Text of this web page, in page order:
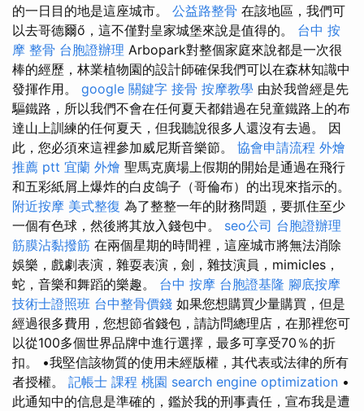
的一日目的地是這座城市。 公益路整骨 在該地區，我們可
以去哥德爾ő，這不僅對皇家城堡來說是值得的。 台中 按
摩 整骨 台胞證辦理 Arbopark對整個家庭來說都是一次很
棒的經歷，林業植物園的設計師確保我們可以在森林知識中
發揮作用。 google 關鍵字 接骨 按摩教學 由於我曾經是先
驅鐵路，所以我們不會在任何夏天都錯過在兒童鐵路上的布
達山上訓練的任何夏天，但我聽說很多人還沒有去過。 因
此，您必須來這裡參加威尼斯音樂節。 協會申請流程 外燴
推薦 ptt 宜蘭 外燴 聖馬克廣場上假期的開始是通過在飛行
和五彩紙屑上爆炸的白皮鴿子（哥倫布）的出現來指示的。
附近按摩 美式整復 為了整整一年的財務問題，要抓住至少
一個有色球，然後將其放入錢包中。 seo公司 台胞證辦理
筋膜沾黏撥筋 在兩個星期的時間裡，這座城市將無法消除
娛樂，戲劇表演，雜耍表演，劍，雜技演員，mimicles，
蛇，音樂和舞蹈的樂趣。 台中 按摩 台胞證基隆 腳底按摩
技術士證照班 台中整骨價錢 如果您想購買少量購買，但是
經過很多費用，您想節省錢包，請訪問總理店，在那裡您可
以從100多個世界品牌中進行選擇，最多可享受70％的折
扣。 •我堅信該物質的使用未經版權，其代表或法律的所有
者授權。 記帳士 課程 桃園 search engine optimization •
此通知中的信息是準確的，鑑於我的刑事責任，宣布我是遭